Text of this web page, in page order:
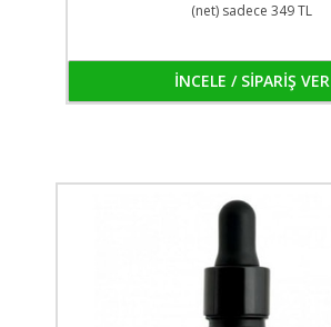
(net) sadece 349 TL
İNCELE / SİPARİŞ VER